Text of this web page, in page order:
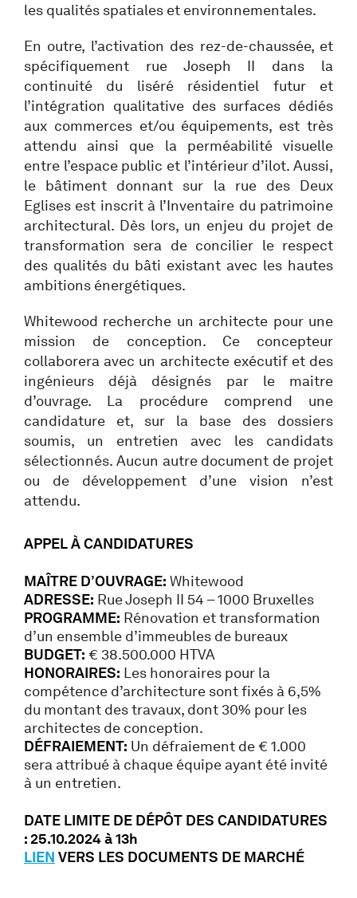
les qualités spatiales et environnementales.
En outre, l’activation des rez-de-chaussée, et
spécifiquement rue Joseph II dans la
continuité du liséré résidentiel futur et
l’intégration qualitative des surfaces dédiés
aux commerces et/ou équipements, est très
attendu ainsi que la perméabilité visuelle
entre l’espace public et l’intérieur d’ilot. Aussi,
le bâtiment donnant sur la rue des Deux
Eglises est inscrit à l’Inventaire du patrimoine
architectural. Dès lors, un enjeu du projet de
transformation sera de concilier le respect
des qualités du bâti existant avec les hautes
ambitions énergétiques.
Whitewood recherche un architecte pour une
mission de conception. Ce concepteur
collaborera avec un architecte exécutif et des
ingénieurs déjà désignés par le maitre
d’ouvrage. La procédure comprend une
candidature et, sur la base des dossiers
soumis, un entretien avec les candidats
sélectionnés. Aucun autre document de projet
ou de développement d’une vision n’est
attendu.
APPEL À CANDIDATURES
MAÎTRE D’OUVRAGE: Whitewood
ADRESSE: Rue Joseph II 54 – 1000 Bruxelles
PROGRAMME: Rénovation et transformation
d’un ensemble d’immeubles de bureaux
BUDGET: € 38.500.000 HTVA
HONORAIRES: Les honoraires pour la
compétence d’architecture sont fixés à 6,5%
du montant des travaux, dont 30% pour les
architectes de conception.
DÉFRAIEMENT: Un défraiement de € 1.000
sera attribué à chaque équipe ayant été invité
à un entretien.
DATE LIMITE DE DÉPÔT DES CANDIDATURES
: 25.10.2024 à 13h
LIEN VERS LES DOCUMENTS DE MARCHÉ